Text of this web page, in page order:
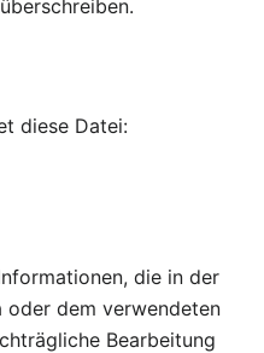
diese Datei:
die in der
oder dem verwendeten
Bearbeitung